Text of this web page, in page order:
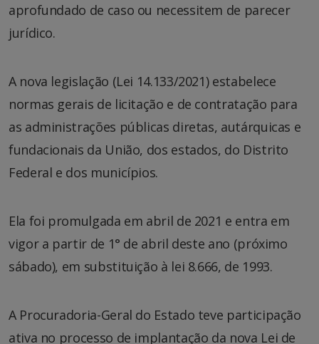
aprofundado de caso ou necessitem de parecer
jurídico.
A nova legislação (Lei 14.133/2021) estabelece
normas gerais de licitação e de contratação para
as administrações públicas diretas, autárquicas e
fundacionais da União, dos estados, do Distrito
Federal e dos municípios.
Ela foi promulgada em abril de 2021 e entra em
vigor a partir de 1° de abril deste ano (próximo
sábado), em substituição à lei 8.666, de 1993.
A Procuradoria-Geral do Estado teve participação
ativa no processo de implantação da nova Lei de